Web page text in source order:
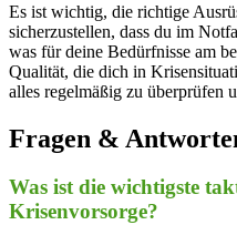
Es ist wichtig, die richtige
sicherzustellen, dass du im
was für deine Bedürfnisse am
Qualität, die dich in
alles regelmäßig zu überprüfen
Fragen &
Was ist die wichtigste
Krisenvorsorge?